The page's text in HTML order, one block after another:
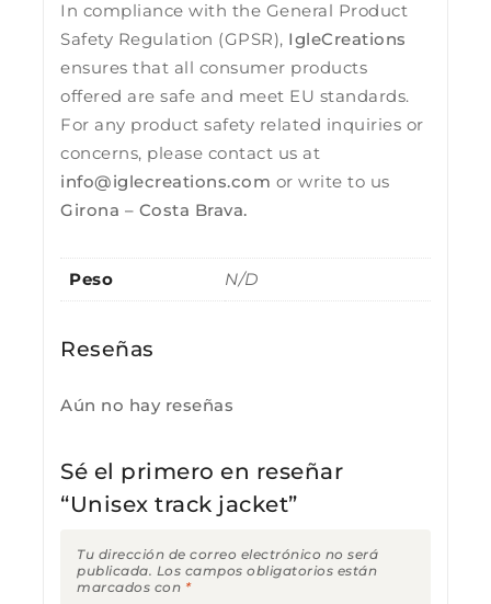
In compliance with the General Product
Safety Regulation (GPSR), IgleCreations
ensures that all consumer products
offered are safe and meet EU standards.
For any product safety related inquiries or
concerns, please contact us at
info@iglecreations.com or write to us
Girona – Costa Brava.
Peso N/D
Reseñas
Aún no hay reseñas
Sé el primero en reseñar
“Unisex track jacket”
Tu dirección de correo electrónico no será
publicada. Los campos obligatorios están
marcados con *